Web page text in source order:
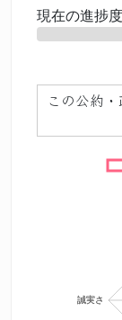
現在の進捗
この公約